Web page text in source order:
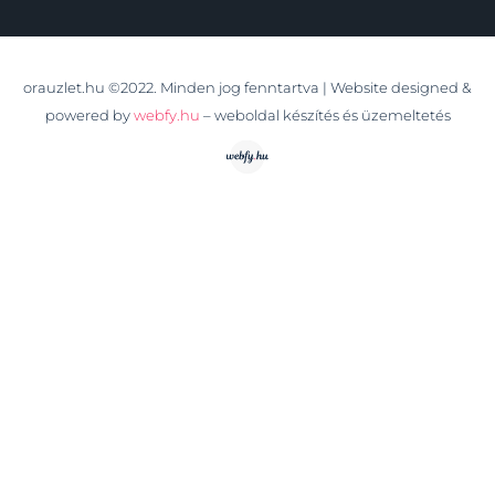
orauzlet.hu ©2022. Minden jog fenntartva | Website designed &
powered by webfy.hu – weboldal készítés és üzemeltetés